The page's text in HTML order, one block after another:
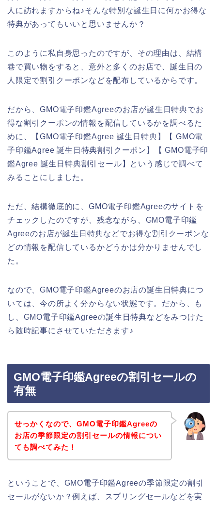
人に訪れますからね♪そんな特別な誕生日に何かお得な
特典があってもいいと思いませんか？
このように私自身思ったのですが、その理由は、結構
巷で買い物をすると、意外と多くのお店で、誕生日の
人限定で割引クーポンなどを配布しているからです。
だから、GMO電子印鑑Agreeのお店が誕生日特典でお
得な割引クーポンの情報を配信しているかを調べるた
めに、【GMO電子印鑑Agree 誕生日特典】【 GMO電
子印鑑Agree 誕生日特典割引クーポン】【 GMO電子印
鑑Agree 誕生日特典割引セール】という感じで調べて
みることにしました。
ただ、結構徹底的に、GMO電子印鑑Agreeのサイトを
チェックしたのですが、残念ながら、GMO電子印鑑
Agreeのお店が誕生日特典などでお得な割引クーポンな
どの情報を配信しているかどうかは分かりませんでし
た。
なので、GMO電子印鑑Agreeのお店の誕生日特典につ
いては、今の所よく分からない状態です。だから、も
し、GMO電子印鑑Agreeの誕生日特典などをみつけた
ら随時記事にさせていただきます♪
GMO電子印鑑Agreeの割引セールの
有無
せっかくなので、GMO電子印鑑Agreeの
お店の季節限定の割引セールの情報につい
ても調べてみた！
ということで、GMO電子印鑑Agreeの季節限定の割引
セールがないか？例えば、スプリングセールなどを実